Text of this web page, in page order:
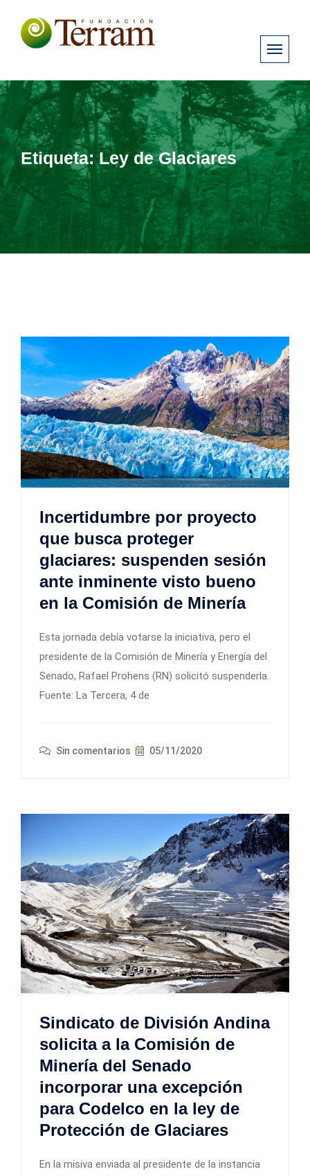
Etiqueta:Ley de Glaciares
Incertidumbre por proyecto
que busca proteger
glaciares: suspenden sesión
ante inminente visto bueno
en la Comisión de Minería
Esta jornada debía votarse la iniciativa, pero el
presidente de la Comisión de Minería y Energía del
Senado, Rafael Prohens (RN) solicitó suspenderla.
Fuente: La Tercera, 4 de
Sin comentarios 05/11/2020
Sindicato de División Andina
solicita a la Comisión de
Minería del Senado
incorporar una excepción
para Codelco en la ley de
Protección de Glaciares
En la misiva enviada al presidente de la instancia